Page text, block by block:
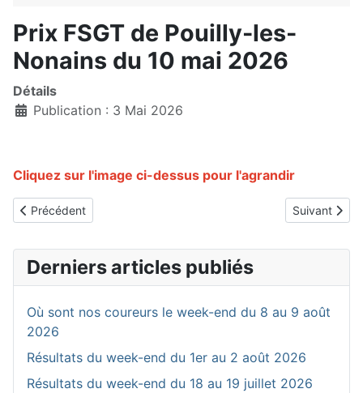
Prix FSGT de Pouilly-les-
Nonains du 10 mai 2026
Détails
Publication : 3 Mai 2026
Cliquez sur l'image ci-dessus pour l'agrandir
Article précédent : Prix de la Ville de Roanne du 14 juin 2026
Précédent Article
Suivant
Derniers articles publiés
Où sont nos coureurs le week-end du 8 au 9 août
2026
Résultats du week-end du 1er au 2 août 2026
Résultats du week-end du 18 au 19 juillet 2026